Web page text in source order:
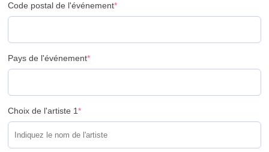
Code postal de l'événement*
Pays de l'événement*
Choix de l'artiste 1*